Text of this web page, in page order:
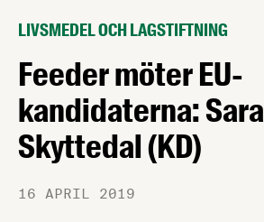
LIVSMEDEL OCH LAGSTIFTNING
Feeder möter EU-
kandidaterna: Sara
Skyttedal (KD)
16 APRIL 2019